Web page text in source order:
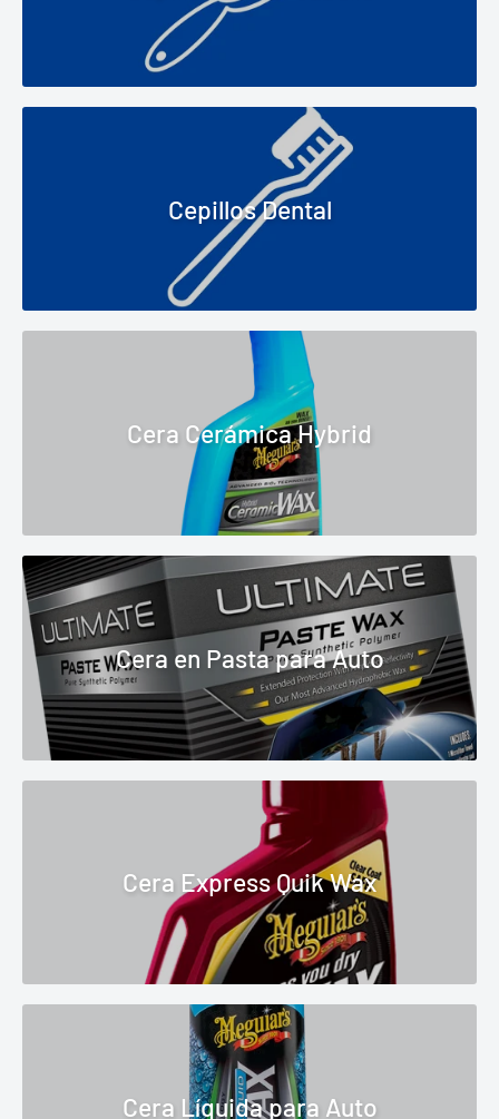
Cepillos Dental
Cera Cerámica Hybrid
Cera en Pasta para Auto
Cera Express Quik Wax
Cera Líquida para Auto